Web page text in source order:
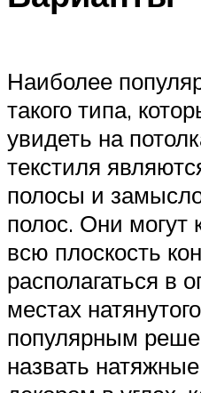
Наиболее
такого типа,
увидеть на
текстиля
полосы и
полос. Они могут
всю плоскость
располагаться в
местах
популярным
назвать